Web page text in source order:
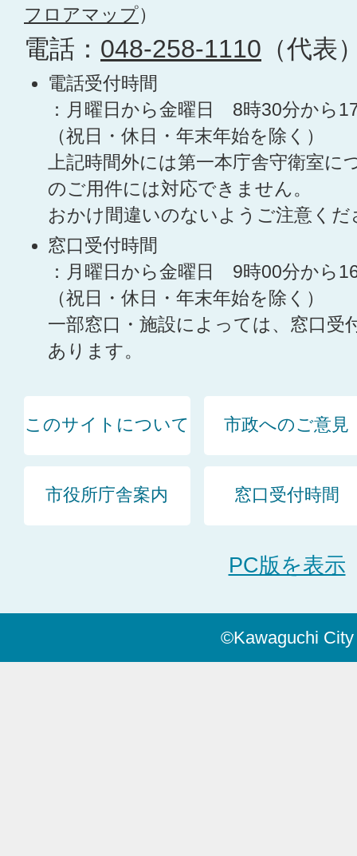
フロアマップ）
電話： 048-258-1110 （代表
電話受付時間
：月曜日から金曜日 8時30分から
（祝日・休日・年末年始を除く）
上記時間外には第一本庁舎守衛室に
のご用件には対応できません。
おかけ間違いのないようご注意くだ
窓口受付時間
：月曜日から金曜日 9時00分から
（祝日・休日・年末年始を除く）
一部窓口・施設によっては、窓口受
あります。
このサイトについて 市政へのご意見
市役所庁舎案内 窓口受付時間
PC版を表示
©Kawaguchi City